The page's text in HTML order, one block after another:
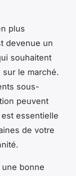
plus
devenue un
souhaitent
le marché.
sous-
peuvent
essentielle
de votre
une bonne